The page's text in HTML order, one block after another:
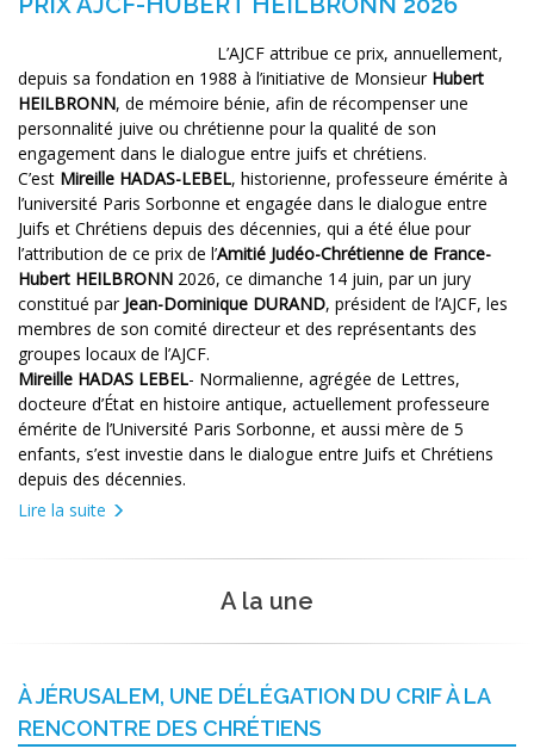
L’AJCF attribue ce prix, annuellement,
depuis sa fondation en 1988 à l’initiative de Monsieur Hubert
HEILBRONN, de mémoire bénie, afin de récompenser une
personnalité juive ou chrétienne pour la qualité de son
engagement dans le dialogue entre juifs et chrétiens.
C’est Mireille HADAS-LEBEL, historienne, professeure émérite à
l’université Paris Sorbonne et engagée dans le dialogue entre
Juifs et Chrétiens depuis des décennies, qui a été élue pour
l’attribution de ce prix de l’Amitié Judéo-Chrétienne de France-
Hubert HEILBRONN 2026, ce dimanche 14 juin, par un jury
constitué par Jean-Dominique DURAND, président de l’AJCF, les
membres de son comité directeur et des représentants des
groupes locaux de l’AJCF.
Mireille HADAS LEBEL- Normalienne, agrégée de Lettres,
docteure d’État en histoire antique, actuellement professeure
émérite de l’Université Paris Sorbonne, et aussi mère de 5
enfants, s’est investie dans le dialogue entre Juifs et Chrétiens
depuis des décennies.
Lire la suite
A la une
À JÉRUSALEM, UNE DÉLÉGATION DU CRIF À LA
RENCONTRE DES CHRÉTIENS